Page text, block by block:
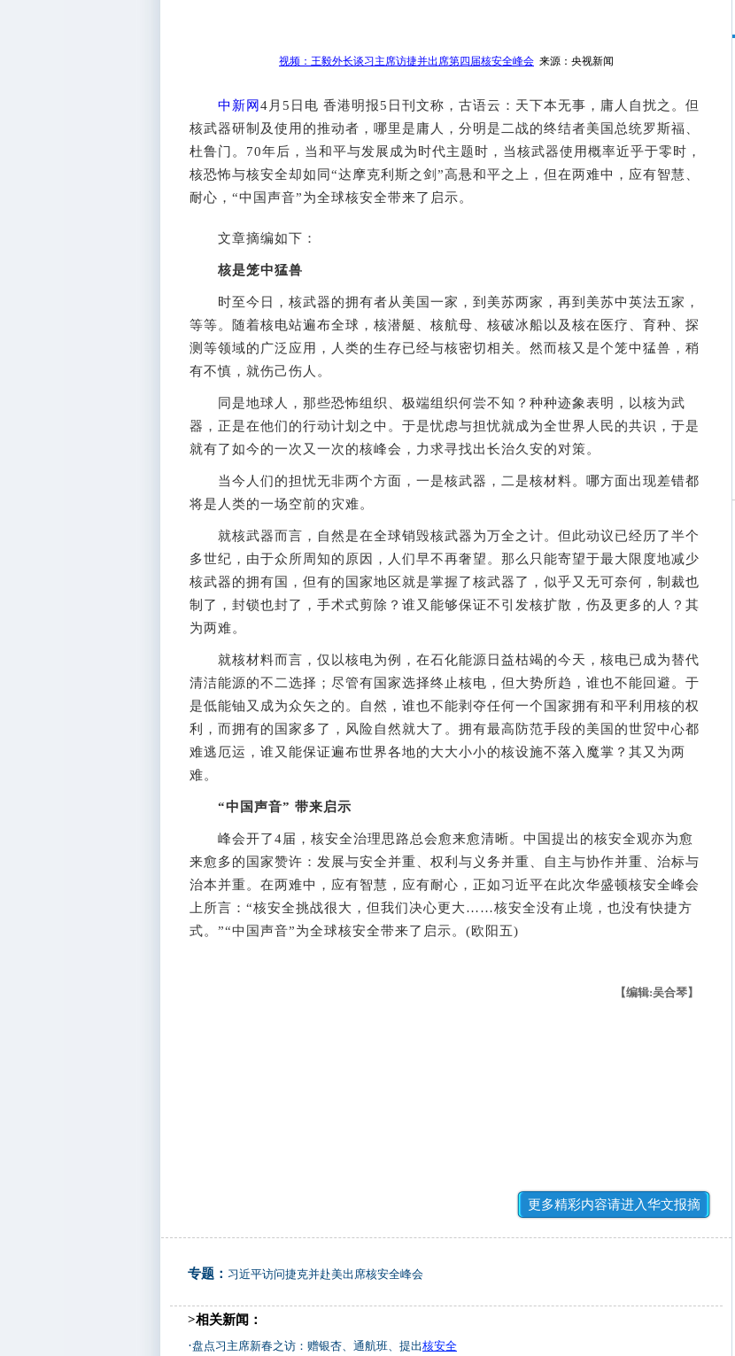
视频：王毅外长谈习主席访捷并出席第四届核安全峰会来源：央视新闻
中新网 4月5日电 香港明报5日刊文称，古语云：天下本无事，庸人自扰之。但
核武器研制及使用的推动者，哪里是庸人，分明是二战的终结者美国总统罗斯福、
杜鲁门。70年后，当和平与发展成为时代主题时，当核武器使用概率近乎于零时，
核恐怖与核安全却如同“达摩克利斯之剑”高悬和平之上，但在两难中，应有智慧、
耐心，“中国声音”为全球核安全带来了启示。
文章摘编如下：
核是笼中猛兽
时至今日，核武器的拥有者从美国一家，到美苏两家，再到美苏中英法五家，
等等。随着核电站遍布全球，核潜艇、核航母、核破冰船以及核在医疗、育种、探
测等领域的广泛应用，人类的生存已经与核密切相关。然而核又是个笼中猛兽，稍
有不慎，就伤己伤人。
同是地球人，那些恐怖组织、极端组织何尝不知？种种迹象表明，以核为武
器，正是在他们的行动计划之中。于是忧虑与担忧就成为全世界人民的共识，于是
就有了如今的一次又一次的核峰会，力求寻找出长治久安的对策。
当今人们的担忧无非两个方面，一是核武器，二是核材料。哪方面出现差错都
将是人类的一场空前的灾难。
就核武器而言，自然是在全球销毁核武器为万全之计。但此动议已经历了半个
多世纪，由于众所周知的原因，人们早不再奢望。那么只能寄望于最大限度地减少
核武器的拥有国，但有的国家地区就是掌握了核武器了，似乎又无可奈何，制裁也
制了，封锁也封了，手术式剪除？谁又能够保证不引发核扩散，伤及更多的人？其
为两难。
就核材料而言，仅以核电为例，在石化能源日益枯竭的今天，核电已成为替代
清洁能源的不二选择；尽管有国家选择终止核电，但大势所趋，谁也不能回避。于
是低能铀又成为众矢之的。自然，谁也不能剥夺任何一个国家拥有和平利用核的权
利，而拥有的国家多了，风险自然就大了。拥有最高防范手段的美国的世贸中心都
难逃厄运，谁又能保证遍布世界各地的大大小小的核设施不落入魔掌？其又为两
难。
“中国声音” 带来启示
峰会开了4届，核安全治理思路总会愈来愈清晰。中国提出的核安全观亦为愈
来愈多的国家赞许：发展与安全并重、权利与义务并重、自主与协作并重、治标与
治本并重。在两难中，应有智慧，应有耐心，正如习近平在此次华盛顿核安全峰会
上所言：“核安全挑战很大，但我们决心更大……核安全没有止境，也没有快捷方
式。”“中国声音”为全球核安全带来了启示。(欧阳五)
【编辑:吴合琴】
更多精彩内容请进入华文报摘
专题： 习近平访问捷克并赴美出席核安全峰会
>相关新闻：
·盘点习主席新春之访：赠银杏、通航班、提出核安全